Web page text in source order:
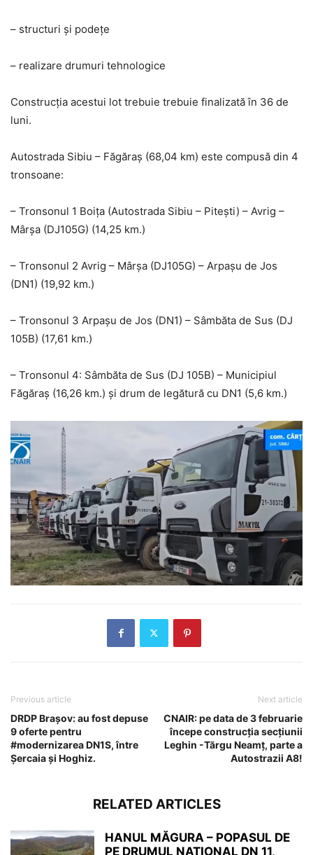
– structuri și podețe
– realizare drumuri tehnologice
Construcția acestui lot trebuie trebuie finalizată în 36 de
luni.
Autostrada Sibiu – Făgăraș (68,04 km) este compusă din 4
tronsoane:
– Tronsonul 1 Boița (Autostrada Sibiu – Pitești) – Avrig –
Mârșa (DJ105G) (14,25 km.)
– Tronsonul 2 Avrig – Mârșa (DJ105G) – Arpașu de Jos
(DN1) (19,92 km.)
– Tronsonul 3 Arpașu de Jos (DN1) – Sâmbăta de Sus (DJ
105B) (17,61 km.)
– Tronsonul 4: Sâmbăta de Sus (DJ 105B) – Municipiul
Făgăraș (16,26 km.) și drum de legătură cu DN1 (5,6 km.)
Previous article
DRDP Brașov: au fost depuse
9 oferte pentru
#modernizarea DN1S, între
Șercaia și Hoghiz.
Next article
CNAIR: pe data de 3 februarie
începe construcția secțiunii
Leghin -Tărgu Neamț, parte a
Autostrazii A8!
RELATED ARTICLES
HANUL MĂGURA – POPASUL DE
PE DRUMUL NAȚIONAL DN 11,